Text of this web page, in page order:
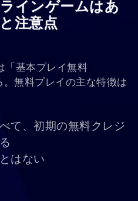
インゲームはあ
注意点
「基本プレイ無料
。無料プレイの主な特徴は
て、初期の無料クレジ
はない